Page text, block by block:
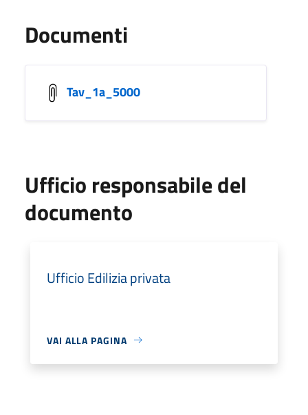
Documenti
Tav_1a_5000
Ufficio responsabile del
documento
Ufficio Edilizia privata
VAI ALLA PAGINA